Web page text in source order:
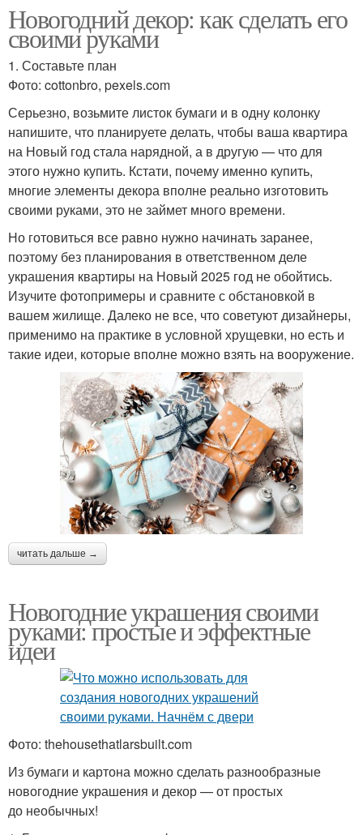
Новогодний декор: как сделать его
своими руками
1. Составьте план
Фото: cottonbro, pexels.com
Серьезно, возьмите листок бумаги и в одну колонку
напишите, что планируете делать, чтобы ваша квартира
на Новый год стала нарядной, а в другую — что для
этого нужно купить. Кстати, почему именно купить,
многие элементы декора вполне реально изготовить
своими руками, это не займет много времени.
Но готовиться все равно нужно начинать заранее,
поэтому без планирования в ответственном деле
украшения квартиры на Новый 2025 год не обойтись.
Изучите фотопримеры и сравните с обстановкой в
вашем жилище. Далеко не все, что советуют дизайнеры,
применимо на практике в условной хрущевки, но есть и
такие идеи, которые вполне можно взять на вооружение.
читать дальше →
Новогодние украшения своими
руками: простые и эффектные
идеи
Фото: thehousethatlarsbuilt.com
Из бумаги и картона можно сделать разнообразные
новогодние украшения и декор — от простых
до необычных!